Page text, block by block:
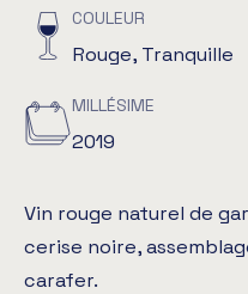
COULEUR
Rouge, Tranquille
MILLÉSIME
2019
Vin rouge naturel de
cerise noire,
carafer.